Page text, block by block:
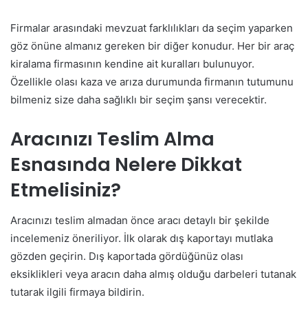
Firmalar arasındaki mevzuat farklılıkları da seçim yaparken
göz önüne almanız gereken bir diğer konudur. Her bir araç
kiralama firmasının kendine ait kuralları bulunuyor.
Özellikle olası kaza ve arıza durumunda firmanın tutumunu
bilmeniz size daha sağlıklı bir seçim şansı verecektir.
Aracınızı Teslim Alma
Esnasında Nelere Dikkat
Etmelisiniz?
Aracınızı teslim almadan önce aracı detaylı bir şekilde
incelemeniz öneriliyor. İlk olarak dış kaportayı mutlaka
gözden geçirin. Dış kaportada gördüğünüz olası
eksiklikleri veya aracın daha almış olduğu darbeleri tutanak
tutarak ilgili firmaya bildirin.